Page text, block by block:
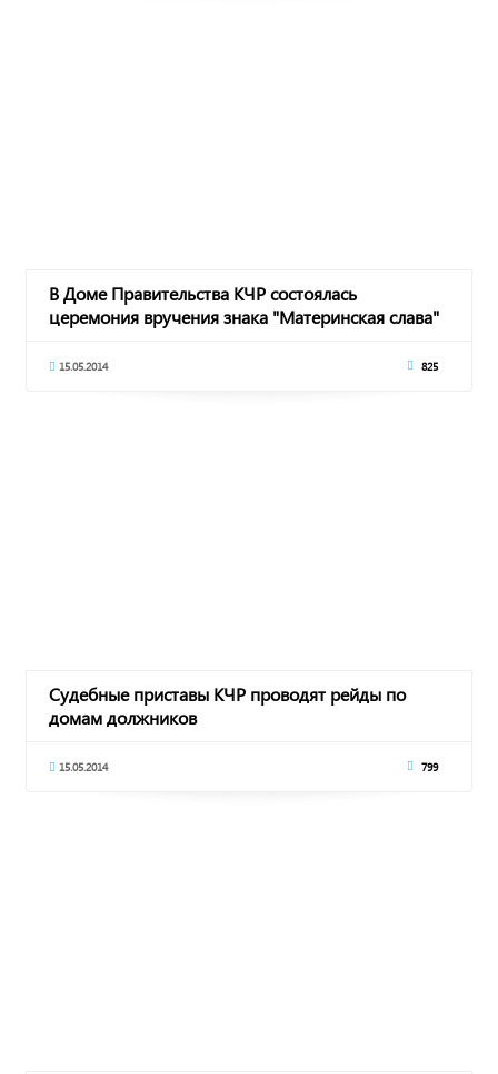
В Доме Правительства КЧР состоялась
церемония вручения знака "Материнская слава"
15.05.2014 825
Судебные приставы КЧР проводят рейды по
домам должников
15.05.2014 799